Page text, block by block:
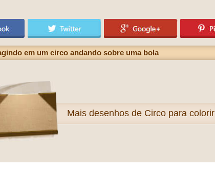
em um circo andando sobre uma bola
Mais desenhos de Circo para colorir